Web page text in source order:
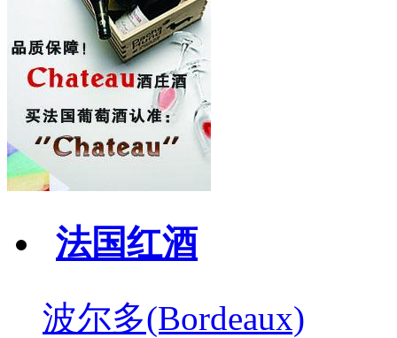
法国红酒
波尔多(Bordeaux)